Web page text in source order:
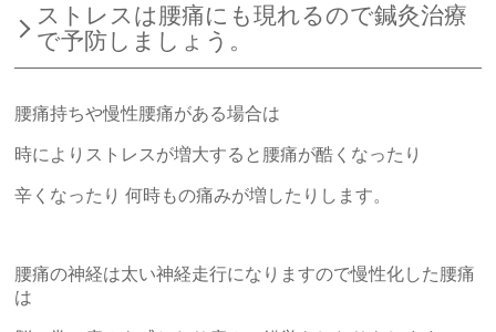
ストレスは腰痛にも現れるので鍼灸治療
で予防しましょう。
腰痛持ちや慢性腰痛がある場合は
時によりストレスが増大すると腰痛が酷くなったり
辛くなったり 何時もの痛みが増したりします。
腰痛の神経は太い神経走行になりますので慢性化した腰痛
は